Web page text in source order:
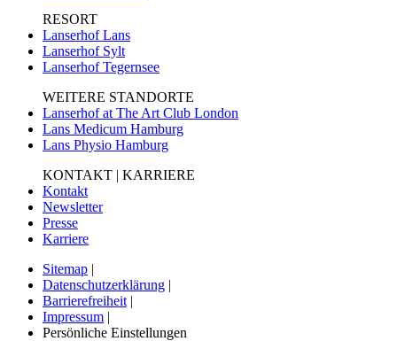
RESORT
Lanserhof Lans
Lanserhof Sylt
Lanserhof Tegernsee
WEITERE STANDORTE
Lanserhof at The Art Club London
Lans Medicum Hamburg
Lans Physio Hamburg
KONTAKT | KARRIERE
Kontakt
Newsletter
Presse
Karriere
Sitemap |
Datenschutzerklärung |
Barrierefreiheit |
Impressum |
Persönliche Einstellungen